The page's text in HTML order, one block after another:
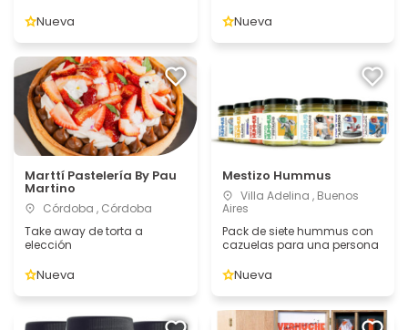
Nueva Nueva
Marttí Pastelería By Pau
Martino
Córdoba , Córdoba
Take away de torta a
elección
Nueva
Mestizo Hummus
Villa Adelina , Buenos
Aires
Pack de siete hummus con
cazuelas para una persona
Nueva